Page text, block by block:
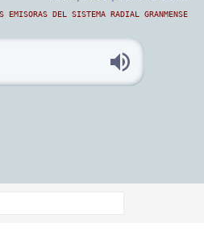
EMISORAS DEL SISTEMA RADIAL GRANMENSE